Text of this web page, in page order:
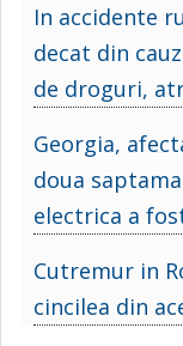
In accidente
decat din
de droguri,
Georgia,
doua
electrica a
Cutremur in
cincilea din